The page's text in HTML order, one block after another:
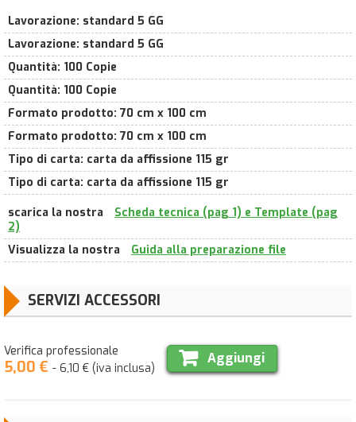
Lavorazione: standard 5 GG
Lavorazione: standard 5 GG
Quantità: 100 Copie
Quantità: 100 Copie
Formato prodotto: 70 cm x 100 cm
Formato prodotto: 70 cm x 100 cm
Tipo di carta: carta da affissione 115 gr
Tipo di carta: carta da affissione 115 gr
scarica la nostra
Scheda tecnica (pag 1) e Template (pag
2)
Visualizza la nostra
Guida alla preparazione file
SERVIZI ACCESSORI
Verifica professionale
5,00 € - 6,10 € (iva inclusa)
Aggiungi